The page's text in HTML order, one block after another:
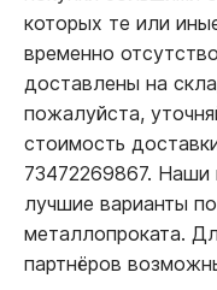
которых те или
временно
доставлены на
пожалуйста,
стоимость
73472269867.
лучшие варианты
металлопроката.
партнёров